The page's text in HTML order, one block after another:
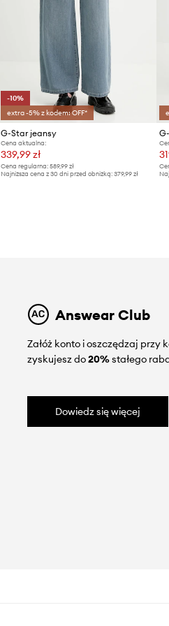
-10%
extra -5% z kodem: OFF*
G-Star jeansy
Cena aktualna:
339,99 zł
Cena regularna: 589,99 zł
Najniższa cena z 30 dni przed obniżką: 379,99 zł
Answear Club
Załóż konto i oszczędzaj przy
zyskujesz do20%stałego
Dowiedz się więcej